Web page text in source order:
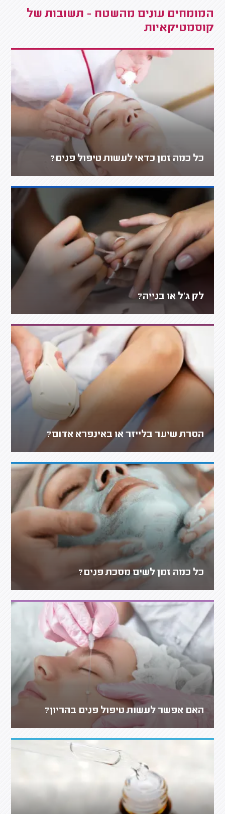
המומחים עונים מהשטח - תשובות של
קוסמטיקאיות
כל כמה זמן כדאי לעשות טיפול פנים?
לק ג'ל או בנייה?
הסרת שיער בלייזר או באינפרא אדום?
כל כמה זמן לשים מסכת פנים?
האם אפשר לעשות טיפול פנים בהריון?